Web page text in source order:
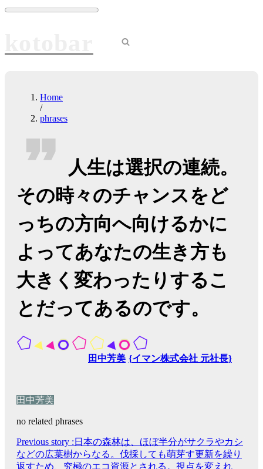
Skip
Home
/
phrases
人生は選択の連続。
その時々のチャンスをど
っちの方向へ向けるかに
よってあなたの生き方も
大きく変わったりするこ
とだってあるのです。
田中芳美 イマン株式会社 元社長
田中芳美
no related phrases
Previous story : 日本の森林は、ほぼ半分がサクラやカシ
などの広葉樹からなる。伐採しても萌芽す更新を繰り
返すため、究極のエコ資源とされる。視点を変えれ